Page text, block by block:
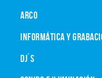
ARCO
INFORMÁTICA Y
DJ´S